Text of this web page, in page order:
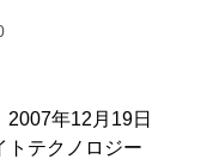
19日
ノロジー